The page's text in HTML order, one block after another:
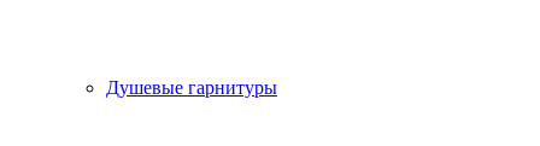
Душевые гарнитуры